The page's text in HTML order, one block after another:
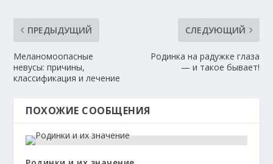
ПРЕДЫДУЩИЙ
Меланомоопасные
невусы: причины,
классификация и лечение
СЛЕДУЮЩИЙ
Родинка на радужке глаза
— и такое бывает!
ПОХОЖИЕ СООБЩЕНИЯ